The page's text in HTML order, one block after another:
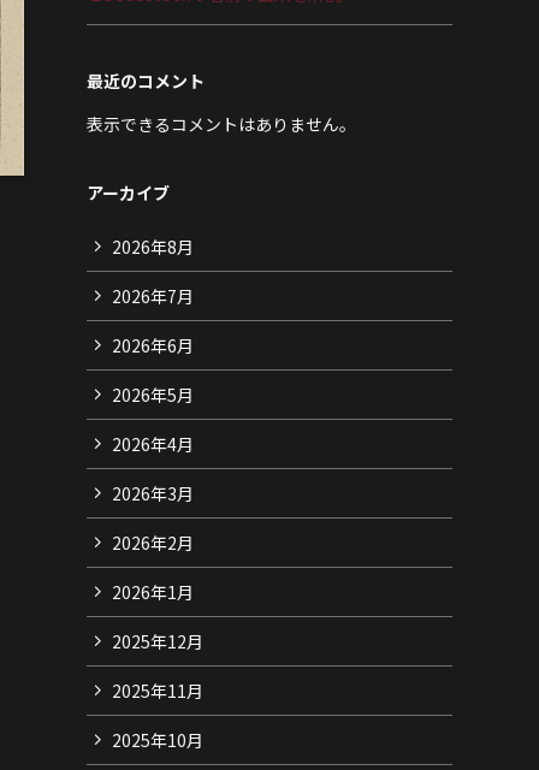
最近のコメント
表示できるコメントはありません。
アーカイブ
2026年8月
2026年7月
2026年6月
2026年5月
2026年4月
2026年3月
2026年2月
2026年1月
2025年12月
2025年11月
2025年10月